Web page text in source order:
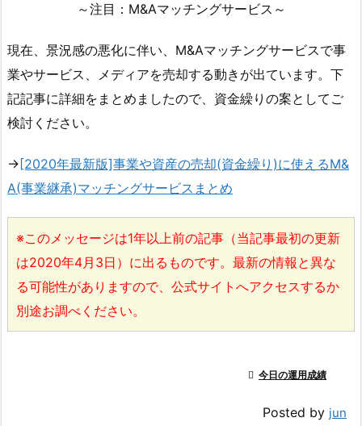
～注目：M&Aマッチングサービス～
現在、景況感の悪化に伴い、M&Aマッチングサービスで事
業やサービス、メディアを売却する動きが出ています。下
記記事に詳細をまとめましたので、資金繰りの案としてご
検討ください。
→[2020年最新版]事業や資産の売却(資金繰り)に使えるM&
A(事業継承)マッチングサービスまとめ
※このメッセージは1年以上前の記事（当記事最初の更新
は2020年4月3日）に出るものです。最新の情報と異な
る可能性がありますので、公式サイトへアクセスするか
別途お調べください。
 今日の運用成績
Posted by jun